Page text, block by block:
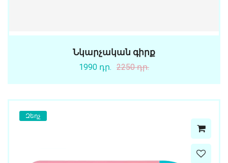
Նկարչական գիրք
1990 դր. 2250 դր.
Զեղչ